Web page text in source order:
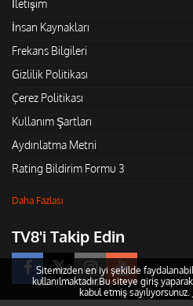
İletişim
İnsan Kaynakları
Frekans Bilgileri
Gizlilik Politikası
Çerez Politikası
Kullanım Şartları
Aydınlatma Metni
Rating Bildirim Formu 3
Daha Fazlası
TV8'i Takip Edin
Sitemizden en iyi şekilde
kullanılmaktadır.Bu siteye giriş
kabul etmiş sayılıyorsunuz.